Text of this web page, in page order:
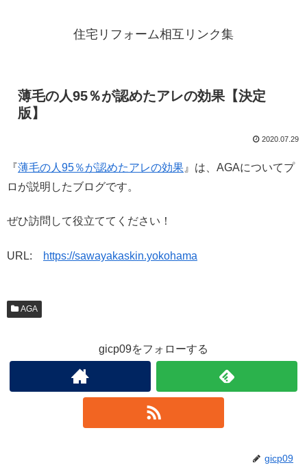
住宅リフォーム相互リンク集
薄毛の人95％が認めたアレの効果【決定
版】
2020.07.29
『薄毛の人95％が認めたアレの効果 』は、AGAについてプ
ロが説明したブログです。
ぜひ訪問して役立ててください！
URL: https://sawayakaskin.yokohama
AGA
gicp09をフォローする
gicp09